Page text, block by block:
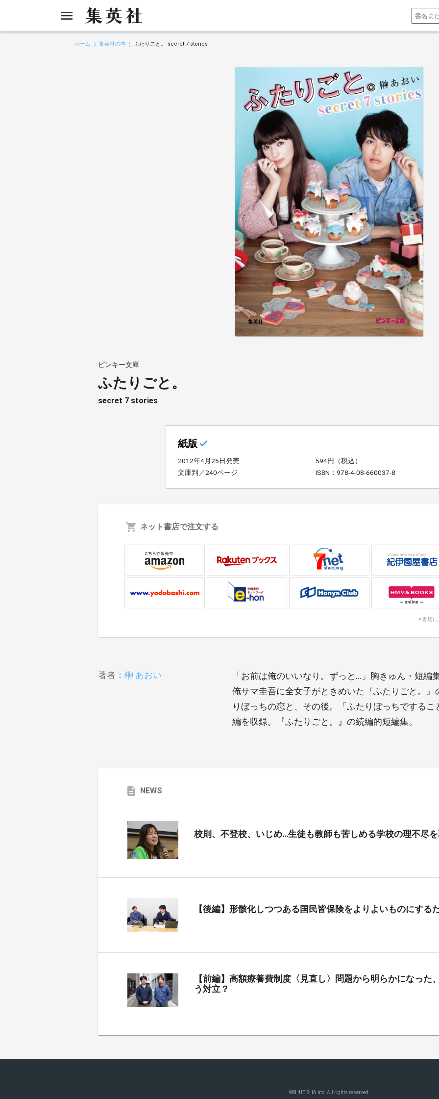
ホーム 集英社の本 ふたりごと。 secret 7 stories
ピンキー文庫
ふたりごと。
secret 7 stories
紙版
2012年4月25日発売
594円（税込）
文庫判／240ページ
ISBN：978-4-08-660037-8
ネット書店で注文する
※書店に
著者： 榊 あおい
「お前は俺のいいなり。ずっと…」胸きゅん・短編
俺サマ圭吾に全女子がときめいた『ふたりごと。
りぼっちの恋と、その後。「ふたりぼっちでする
編を収録。『ふたりごと。』の続編的短編集。
NEWS
校則、不登校、いじめ…生徒も教師も苦しめる学校の理不尽
【後編】形骸化しつつある国民皆保険をよりよいものにする
【前編】高額療養費制度〈見直し〉問題から明らかになった
う対立？
©SHUEISHA inc. All rights reserved.